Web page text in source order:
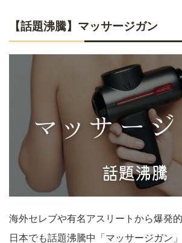
【話題沸騰】マッサージガン
海外セレブや有名アスリートから爆発
日本でも話題沸騰中「マッサージガン」